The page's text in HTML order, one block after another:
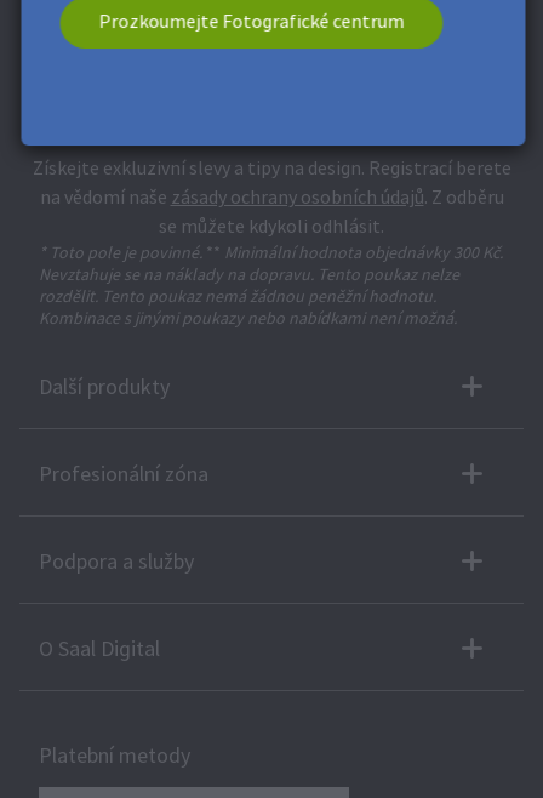
Prozkoumejte Fotografické centrum
Získejte exkluzivní slevy a tipy na design. Registrací berete
na vědomí naše zásady ochrany osobních údajů. Z odběru
se můžete kdykoli odhlásit.
* Toto pole je povinné. ** Minimální hodnota objednávky 300 Kč.
Nevztahuje se na náklady na dopravu. Tento poukaz nelze
rozdělit. Tento poukaz nemá žádnou peněžní hodnotu.
Kombinace s jinými poukazy nebo nabídkami není možná.
Další produkty
Profesionální zóna
Podpora a služby
O Saal Digital
Platební metody